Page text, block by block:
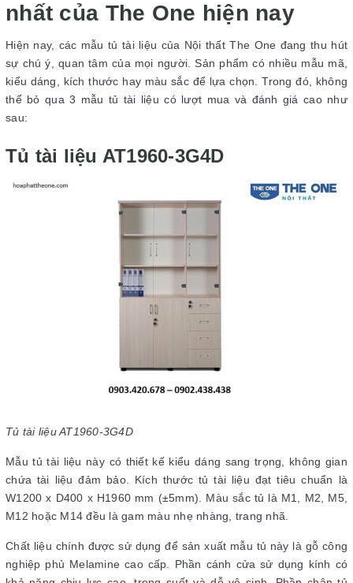
nhất của The One hiện nay
Hiện nay, các mẫu tủ tài liệu của Nội thất The One đang thu hút
sự chú ý, quan tâm của mọi người. Sản phẩm có nhiều mẫu mã,
kiểu dáng, kích thước hay màu sắc để lựa chọn. Trong đó, không
thể bỏ qua 3 mẫu tủ tài liệu có lượt mua và đánh giá cao như
sau:
Tủ tài liệu AT1960-3G4D
Tủ tài liệu AT1960-3G4D
Mẫu tủ tài liệu này có thiết kế kiểu dáng sang trọng, không gian
chứa tài liệu đảm bảo. Kích thước tủ tài liệu đạt tiêu chuẩn là
W1200 x D400 x H1960 mm (±5mm). Màu sắc tủ là M1, M2, M5,
M12 hoặc M14 đều là gam màu nhẹ nhàng, trang nhã.
Chất liệu chính được sử dụng để sản xuất mẫu tủ này là gỗ công
nghiệp phủ Melamine cao cấp. Phần cánh cửa sử dụng kính có